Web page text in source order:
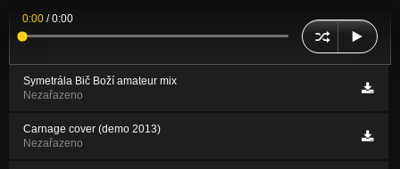
0:00 /0:00
Symetrála Bič Boží amateur mix
Nezařazeno
Carnage cover (demo 2013)
Nezařazeno